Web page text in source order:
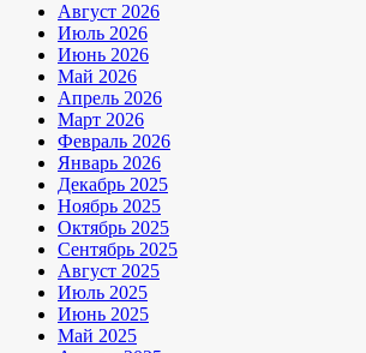
Август 2026
Июль 2026
Июнь 2026
Май 2026
Апрель 2026
Март 2026
Февраль 2026
Январь 2026
Декабрь 2025
Ноябрь 2025
Октябрь 2025
Сентябрь 2025
Август 2025
Июль 2025
Июнь 2025
Май 2025